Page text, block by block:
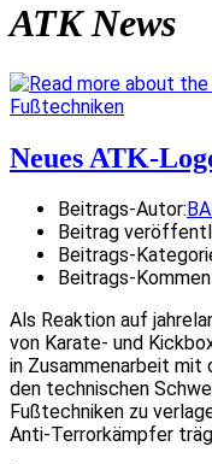
ATK News
Neues ATK-
Beitrags-Autor:
Beitrag
Beitrags-
Beitrags-
Als Reaktion auf
von Karate- und
in Zusammenarbeit mit
den technischen
Fußtechniken zu
Anti-Terrorkämpfer